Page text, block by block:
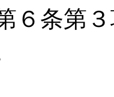
６条第